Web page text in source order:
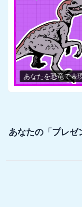
あなたを恐竜で表
あなたの「プレゼ